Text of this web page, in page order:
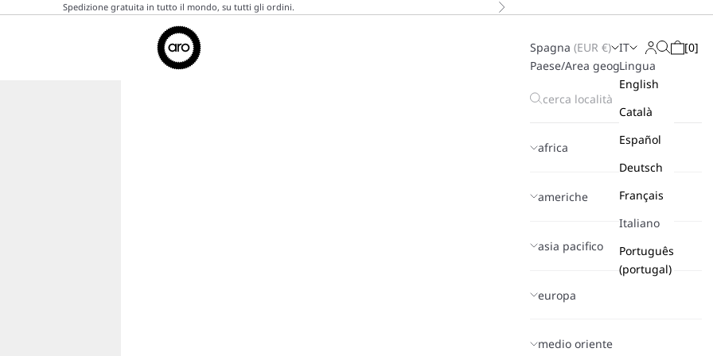
Spedizione gratuita in tutto il mondo, su tutti gli ordini. Successivo
Aro
Spagna (EUR €)
Paese/Area geografica
africa
americhe
asia pacifico
europa
medio oriente
IT
Lingua
English
Català
Español
Deutsch
Français
Italiano
Português
(portugal)
Login
CercaCarrello
[0]